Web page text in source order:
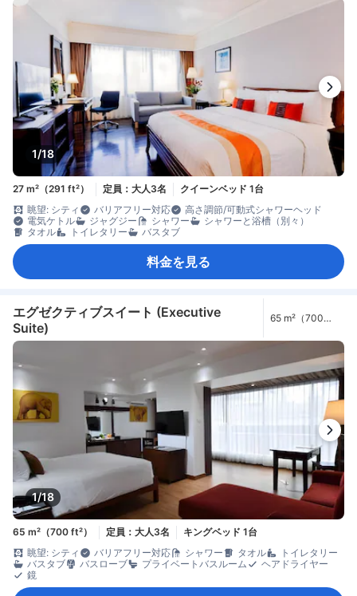
1/18
27 m²（291 ft²） 定員：大人3名
クイーンベッド 1台
眺望: シティ
バリアフリー対応
高さ調節/可動式シャワーヘッド
電気ケトル
ジャグジー シャワー
シャワーと浴槽（別々）
タオル
トイレタリー バスタブ
料金を見る
エグゼクティブスイート (Executive
Suite)
65 m²（700
1/18
65 m²（700 ft²） 定員：大人3名
キングベッド 1台
眺望: シティ
バリアフリー対応 シャワー タオル
トイレタリー
バスタブ
バスローブ プライベートバスルーム
ヘアドライヤー
鏡